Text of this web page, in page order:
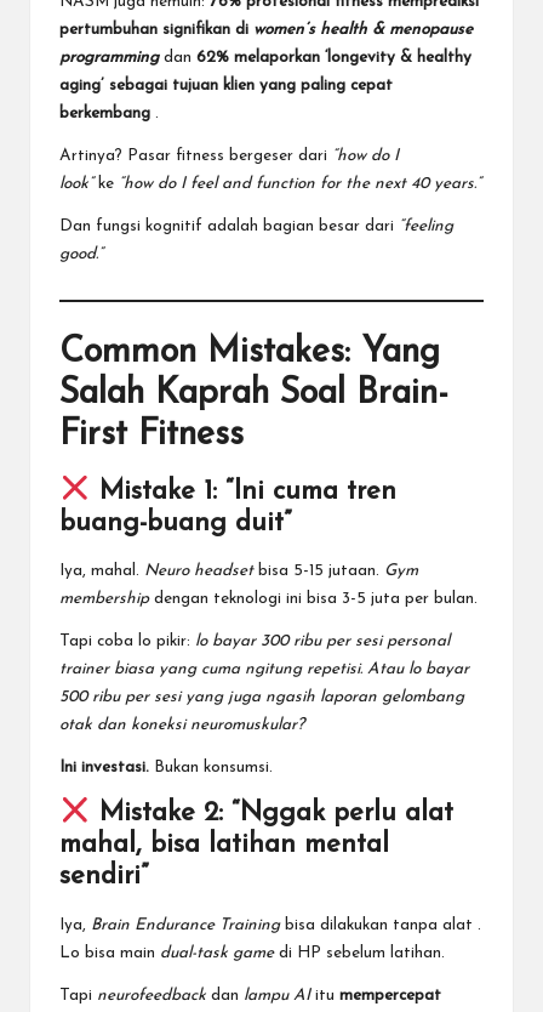
pertumbuhan signifikan di women’s health & menopause
programmingdan 62% melaporkan ‘longevity & healthy
aging’ sebagai tujuan klien yang paling cepat
berkembang .
Artinya? Pasar fitness bergeser dari “how do I
look”ke “how do I feel and function for the next 40 years.”
Dan fungsi kognitif adalah bagian besar dari “feeling
good.”
Common Mistakes: Yang
Salah Kaprah Soal Brain-
First Fitness
Mistake 1: “Ini cuma tren
buang-buang duit”
Iya, mahal. Neuro headsetbisa 5-15 jutaan. Gym
membershipdengan teknologi ini bisa 3-5 juta per bulan.
Tapi coba lo pikir: lo bayar 300 ribu per sesi personal
trainer biasa yang cuma ngitung repetisi. Atau lo bayar
500 ribu per sesi yang juga ngasih laporan gelombang
otak dan koneksi neuromuskular?
Ini investasi. Bukan konsumsi.
Mistake 2: “Nggak perlu alat
mahal, bisa latihan mental
sendiri”
Iya, Brain Endurance Trainingbisa dilakukan tanpa alat .
Lo bisa main dual-task gamedi HP sebelum latihan.
Tapi neurofeedback dan lampu AIitu mempercepat